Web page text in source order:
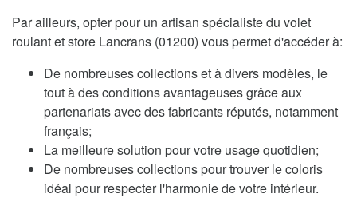
Par ailleurs, opter pour un artisan spécialiste du volet
roulant et store Lancrans (01200) vous permet d'accéder à:
De nombreuses collections et à divers modèles, le
tout à des conditions avantageuses grâce aux
partenariats avec des fabricants réputés, notamment
français;
La meilleure solution pour votre usage quotidien;
De nombreuses collections pour trouver le coloris
idéal pour respecter l'harmonie de votre intérieur.